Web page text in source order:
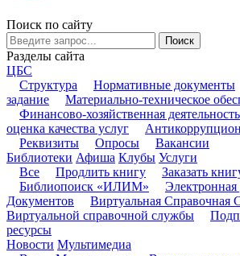
Поиск по сайту
Поиск
Разделы сайта
ЦБС
Структура
Нормативные документы
задание
Материально-техническое
Финансово-хозяйственная деятельность
оценка качества услуг
Реквизиты
Опросы
Вакансии
Библиотеки Афиша Клубы Услуги
Все
Продлить книгу Заказать
Библиопоиск «ИЛИМ»
Электронная
Документов
Виртуальная Справочная
Виртуальной справочной службы
ресурсы
Новости Мультимедиа